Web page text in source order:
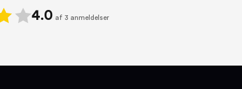
4.0 af 3 anmeldelser